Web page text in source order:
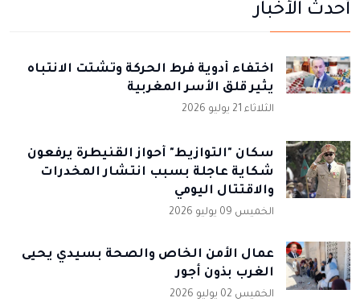
أحدث الأخبار
اختفاء أدوية فرط الحركة وتشتت الانتباه
يثير قلق الأسر المغربية
الثلاثاء 21 يوليو 2026
سكان "التوازيط" أحواز القنيطرة يرفعون
شكاية عاجلة بسبب انتشار المخدرات
والاقتتال اليومي
الخميس 09 يوليو 2026
عمال الأمن الخاص والصحة بسيدي يحيى
الغرب بذون أجور
الخميس 02 يوليو 2026